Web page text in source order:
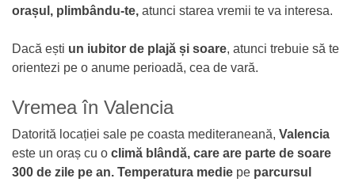
orașul, plimbându-te, atunci starea vremii te va interesa.
Dacă ești un iubitor de plajă și soare, atunci trebuie să te
orientezi pe o anume perioadă, cea de vară.
Vremea în Valencia
Datorită locației sale pe coasta mediteraneană, Valencia
este un oraș cu o climă blândă, care are parte de soare
300 de zile pe an. Temperatura medie pe parcursul